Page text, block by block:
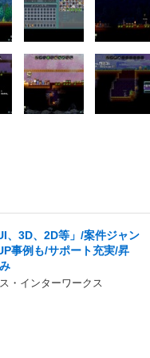
、3D、2D等」/案件ジャン
事例も/サポート充実/昇
・インターワークス